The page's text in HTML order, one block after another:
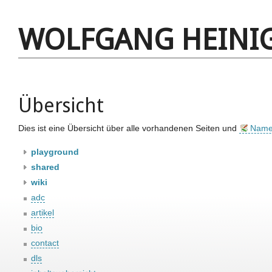
WOLFGANG
Übersicht
Dies ist eine Übersicht über alle vorhandenen Seiten und
playground
shared
wiki
adc
artikel
bio
contact
dls